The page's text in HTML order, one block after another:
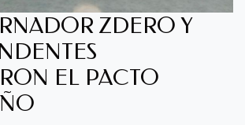
ZDERO Y
EL PACTO